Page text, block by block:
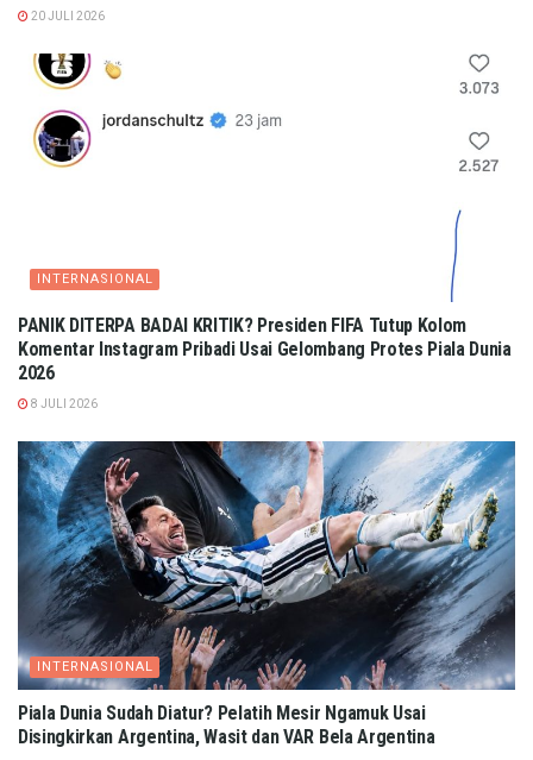
20 JULI 2026
INTERNASIONAL
PANIK DITERPA BADAI KRITIK? Presiden FIFA Tutup Kolom
Komentar Instagram Pribadi Usai Gelombang Protes Piala Dunia
2026
8 JULI 2026
INTERNASIONAL
Piala Dunia Sudah Diatur? Pelatih Mesir Ngamuk Usai
Disingkirkan Argentina, Wasit dan VAR Bela Argentina